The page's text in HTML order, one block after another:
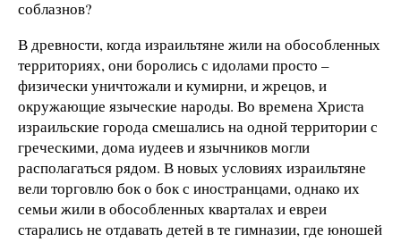
соблазнов?
В древности, когда израильтяне жили на обособленных
территориях, они боролись с идолами просто –
физически уничтожали и кумирни, и жрецов, и
окружающие языческие народы. Во времена Христа
израильские города смешались на одной территории с
греческими, дома иудеев и язычников могли
располагаться рядом. В новых условиях израильтяне
вели торговлю бок о бок с иностранцами, однако их
семьи жили в обособленных кварталах и евреи
старались не отдавать детей в те гимназии, где юношей